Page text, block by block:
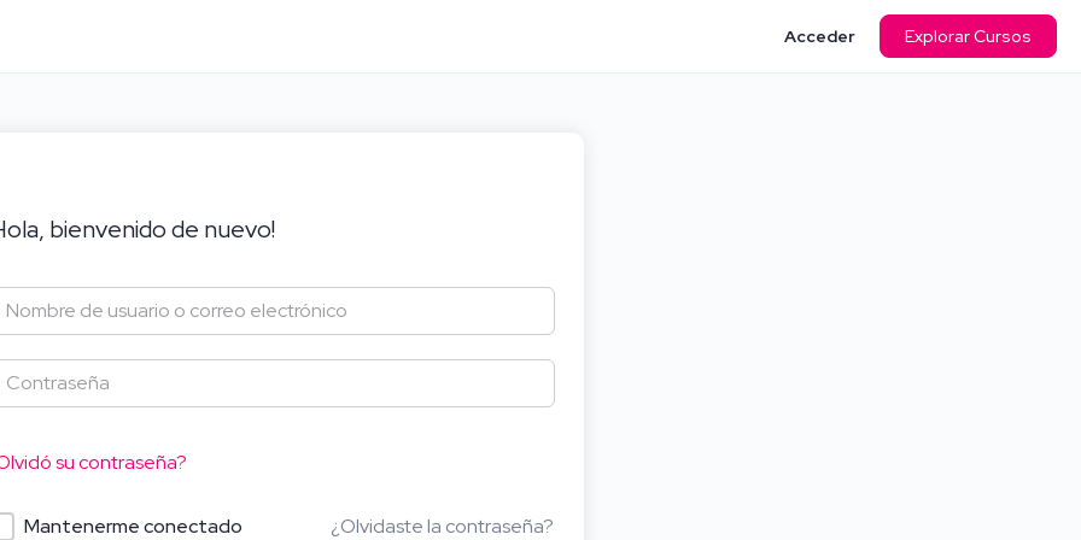
Acceder Explorar Cursos
bienvenido de nuevo!
su contraseña?
Mantenerme conectado ¿Olvidaste la contraseña?